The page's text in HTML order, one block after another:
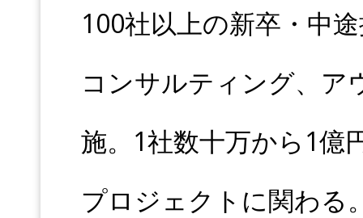
100社以上の新卒・中
コンサルティング、ア
施。1社数十万から1億
プロジェクトに関わる